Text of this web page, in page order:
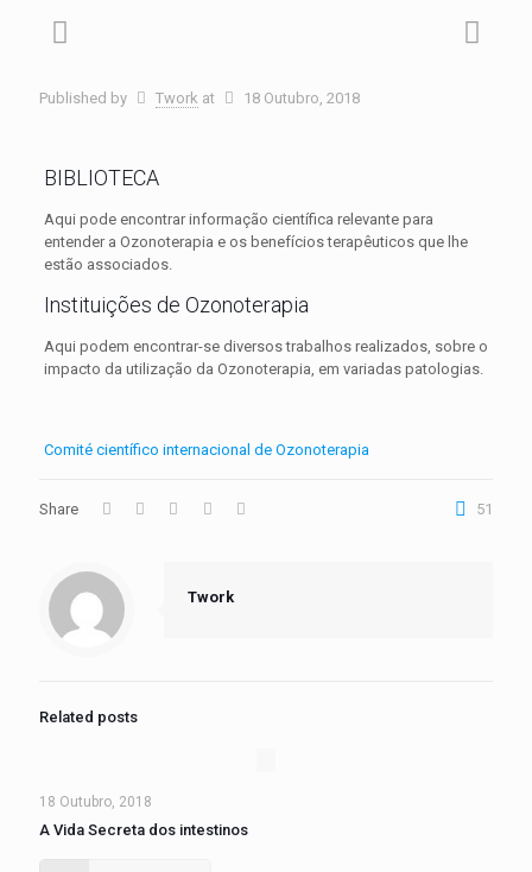
Published by Twork at 18 Outubro, 2018
BIBLIOTECA
Aqui pode encontrar informação científica relevante para
entender a Ozonoterapia e os benefícios terapêuticos que lhe
estão associados.
Instituições de Ozonoterapia
Aqui podem encontrar-se diversos trabalhos realizados, sobre o
impacto da utilização da Ozonoterapia, em variadas patologias.
Comité científico internacional de Ozonoterapia
Share 51
Twork
Related posts
18 Outubro, 2018
A Vida Secreta dos intestinos